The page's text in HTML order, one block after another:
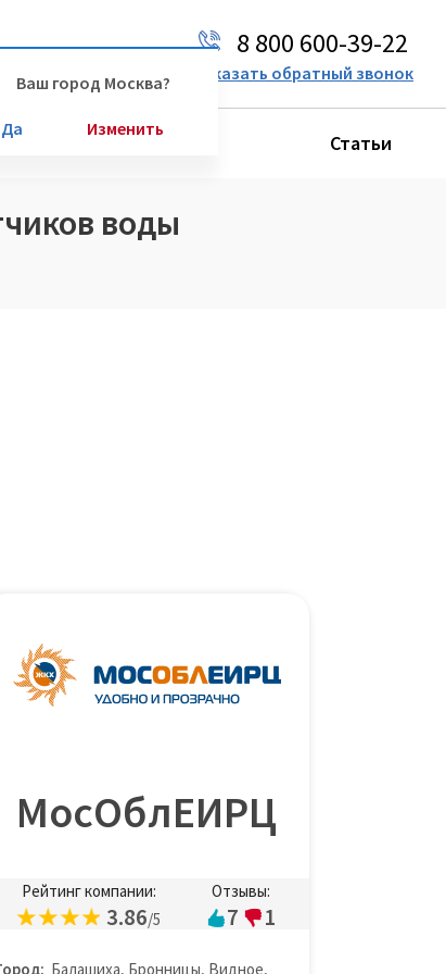
Ваш город Москва?
Да Изменить
8 800 600-39-22
Заказать обратный звонок
Производители Статьи
воды
МосОблЕИРЦ
Рейтинг компании:
3.86/5
Отзывы:
7 1
Балашиха, Бронницы, Видное,